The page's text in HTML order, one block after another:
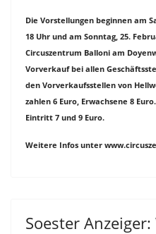
Die Vorstellungen beginnen am
18 Uhr und am Sonntag, 25.
Circuszentrum Balloni am
Vorverkauf bei allen
den Vorverkaufsstellen von
zahlen 6 Euro, Erwachsene 8
Eintritt 7 und 9 Euro.
Weitere Infos unter
Soester